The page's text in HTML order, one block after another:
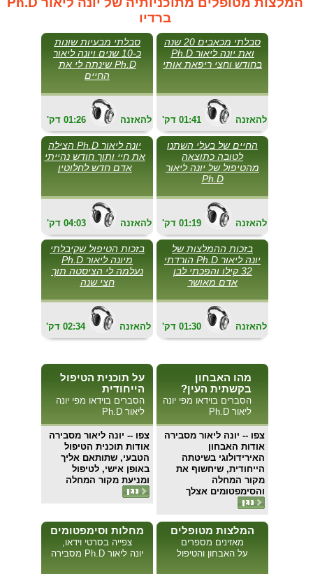
ברדיו
סבלתי מבעיות שונות
כ-10 שנים ויונה ליאור
Ph.D שינתה לי את
החיים
'דק 01:26 להאזנה
סבלתי מכאבים 20 שנה
ואת יונה ליאור Ph.D
בחודש וחצי ריפאת אותי
'דק 01:41 להאזנה
יונה ליאור Ph.D הצילה
את חיי ותוך חודש נהייתי
אדם חדש לחלוטין
'דק 04:03 להאזנה
החיים של בעלי השתנו
לטובה כתוצאה
מהטיפול של יונה ליאור
Ph.D
'דק 01:19 להאזנה
בזכות הטיפול שקיבלתי
מיונה ליאור Ph.D
נעלמה לי הציסטה תוך
חצי שנה
02:34 להאזנה
בזכות ההמלצות של
יונה ליאור Ph.D הורדתי
32 קילו והפכתי לבן
אדם מאושר
'דק 01:30 להאזנה
על תוכנית הטיפול
הייחודית
הסברים בוידאו מפי יונה
ליאור Ph.D
צפו -- יונה ליאור מסבירה
אודות תוכנית הטיפול
הטבעי, שתותאם אליך
באופן אישי, לטיפול
ומניעת מקור המחלה
מהו האבחון
בקשתית העין?
הסברים בוידאו מפי יונה
ליאור Ph.D
צפו -- יונה ליאור מסבירה
אודות האבחון
האירידולוגי בשיטתה
הייחודית, שיחשוף את
מקור המחלה
והסימפטומים אצלך
מחלות וסימפטומים
צפייה בסרטי וידאו,
יונה ליאור Ph.D מסבירה
המלצות מטופלים
מאזינים מספרים
על האבחון והטיפול